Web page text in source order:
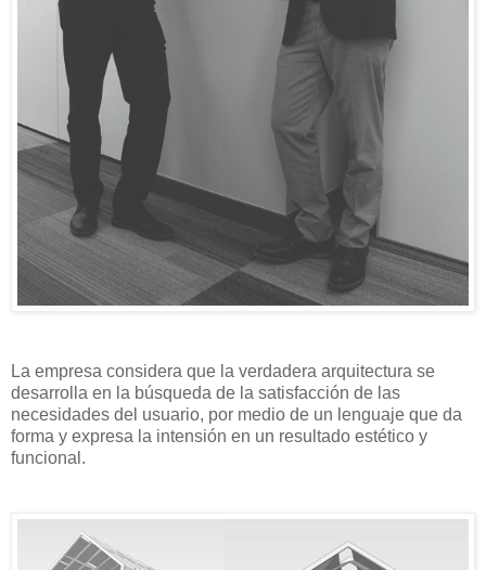
La empresa considera que la verdadera arquitectura se
desarrolla en la búsqueda de la satisfacción de las
necesidades del usuario, por medio de un lenguaje que da
forma y expresa la intensión en un resultado estético y
funcional.